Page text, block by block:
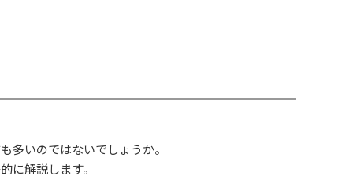
多いのではないでしょうか。
に解説します。